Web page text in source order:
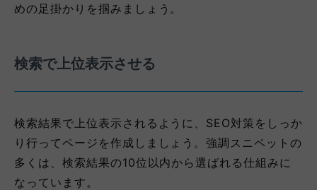
めの足掛かりを掴みましょう。
検索で上位表示させる
検索結果で上位表示されるように、SEO対策をしっか
り行ってページを作成しましょう。強調スニペットの
多くは、検索結果の10位以内から選ばれる仕組みに
なっています。